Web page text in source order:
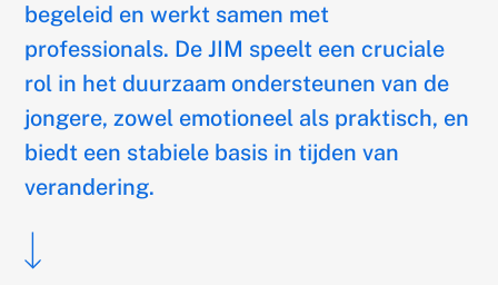
begeleid en werkt samen met
professionals. De JIM speelt een cruciale
rol in het duurzaam ondersteunen van de
jongere, zowel emotioneel als praktisch, en
biedt een stabiele basis in tijden van
verandering.